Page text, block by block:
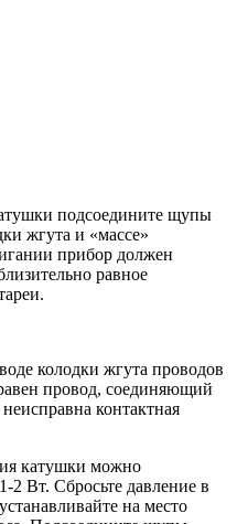
подсоедините щупы
жгута и «массе»
прибор должен
равное
колодки жгута проводов
провод, соединяющий
контактная
катушки можно
2 Вт. Сбросьте давление в
на место